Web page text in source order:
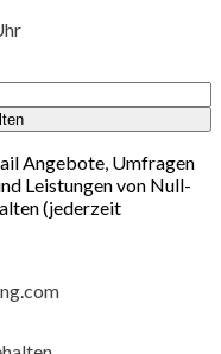
Angebote, Umfragen
Leistungen von Null-
(jederzeit